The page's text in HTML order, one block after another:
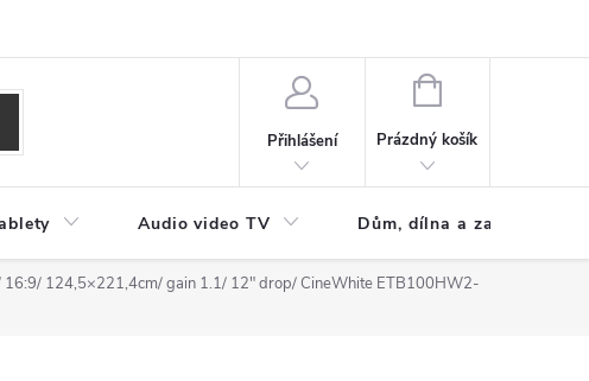
Přihlášení
NÁKUPNÍ
Prázdný košík
Audio video TV Dům, dílna a zahrada
16:9/ 124,5×221,4cm/ gain 1.1/ 12" drop/ CineWhite ETB100HW2-